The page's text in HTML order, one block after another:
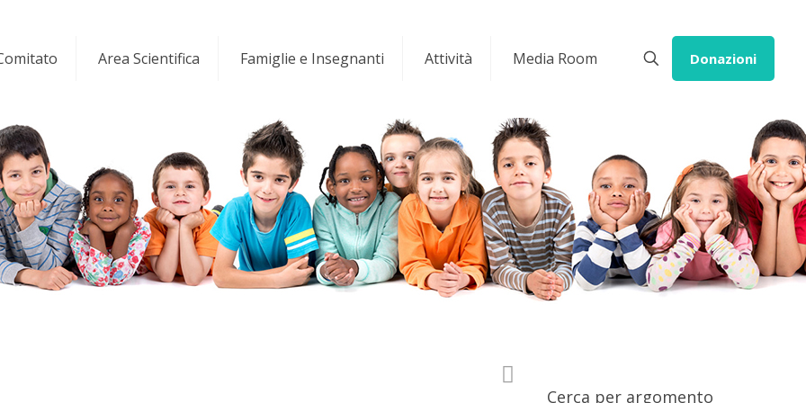
Area Scientifica Famiglie e Insegnanti Attività Media Room Donazioni
Cerca per argomento